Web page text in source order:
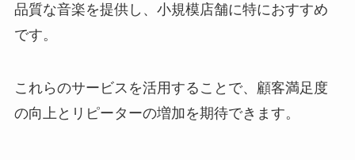
品質な音楽を提供し、小規模店舗に特におすすめ
です。
これらのサービスを活用することで、顧客満足度
の向上とリピーターの増加を期待できます。